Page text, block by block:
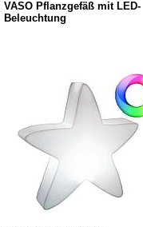
VASO Pflanzgefäß mit LED-
Beleuchtung